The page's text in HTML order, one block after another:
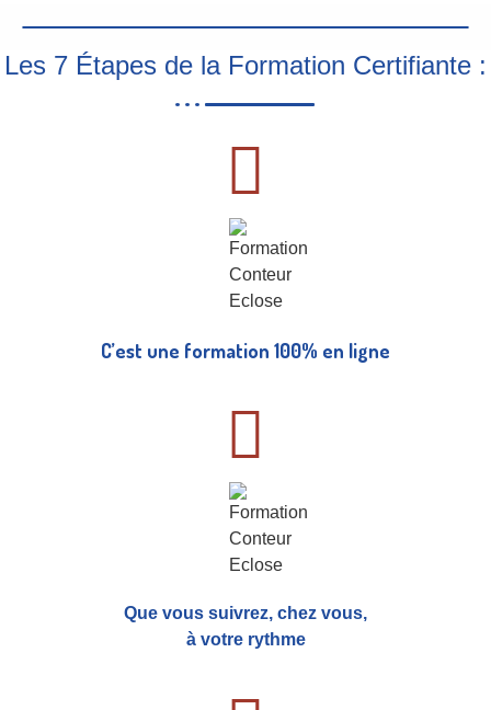
Les 7 Étapes de la Formation Certifiante :
C’est une formation 100% en ligne
Que vous suivrez, chez vous,
à votre rythme